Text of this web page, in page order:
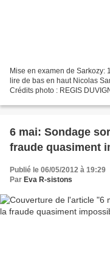
Mise en examen de Sarkozy:
lire de bas en haut Nicolas
Crédits photo : REGIS
sarkozy-n-est-pas-mis-en-
6 mai: Sondage
fraude quasiment
Publié le 06/05/2012 à 19:29
Par Eva R-sistons